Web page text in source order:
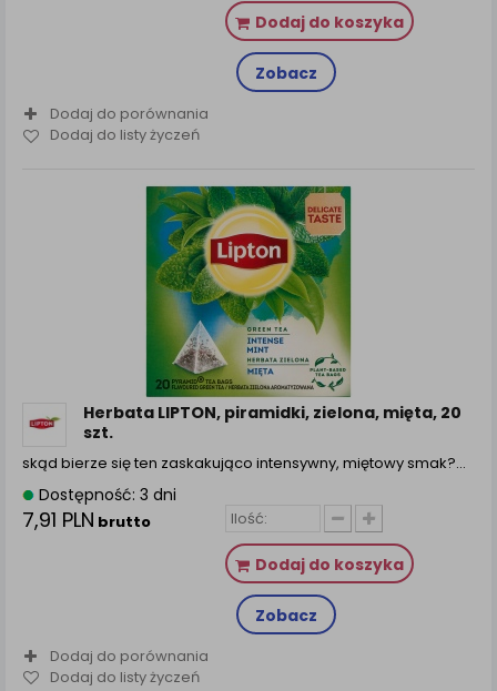
Dodaj do koszyka
Zobacz
Dodaj do porównania
Dodaj do listy życzeń
Herbata LIPTON, piramidki, zielona, mięta, 20
szt.
skąd bierze się ten zaskakująco intensywny, miętowy smak?…
Dostępność: 3 dni
7,91 PLN brutto
Dodaj do koszyka
Zobacz
Dodaj do porównania
Dodaj do listy życzeń